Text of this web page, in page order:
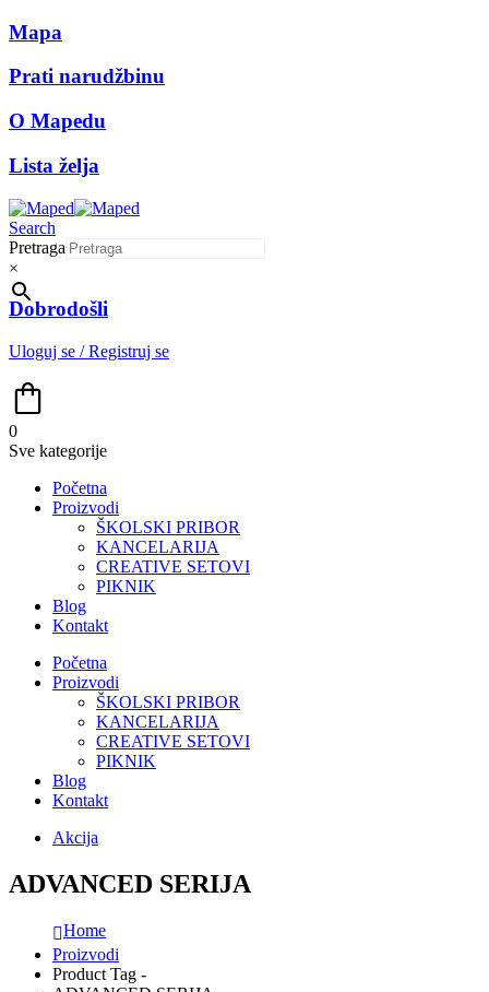
Mapa
Prati narudžbinu
O Mapedu
Lista želja
Search
Pretraga
×
Dobrodošli
Uloguj se / Registruj se
0
Sve kategorije
Početna
Proizvodi
ŠKOLSKI PRIBOR
KANCELARIJA
CREATIVE SETOVI
PIKNIK
Blog
Kontakt
Početna
Proizvodi
ŠKOLSKI PRIBOR
KANCELARIJA
CREATIVE SETOVI
PIKNIK
Blog
Kontakt
Akcija
ADVANCED SERIJA
Home
Proizvodi
Product Tag -